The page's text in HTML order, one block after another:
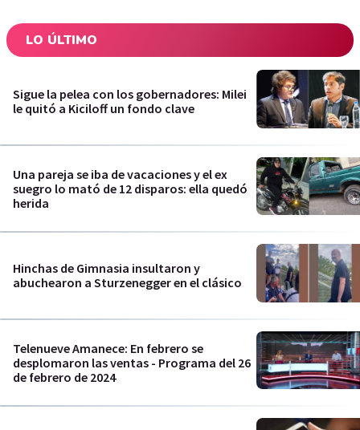
LO ÚLTIMO
Sigue la pelea con los gobernadores: Milei
le quitó a Kiciloff un fondo clave
Una pareja se iba de vacaciones y el ex
suegro lo mató de 12 disparos: ella quedó
herida
Hinchas de Gimnasia insultaron y
abuchearon a Sturzenegger en el clásico
Telenueve Amanece: En febrero se
desplomaron las ventas - Programa del 26
de febrero de 2024